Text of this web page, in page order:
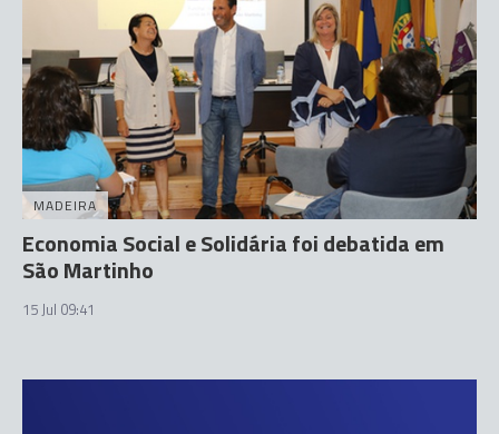
MADEIRA
Economia Social e Solidária foi debatida em
São Martinho
15 Jul 09:41